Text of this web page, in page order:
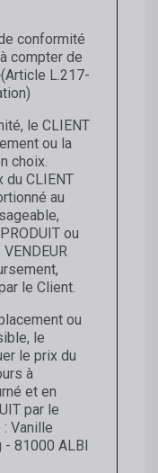
conformité
compter de
L.217-
le CLIENT
ou la
choix.
du CLIENT
au
ou
le Client.
ou
le
le prix du
à
et en
par le
: Vanille
- 81000 ALBI